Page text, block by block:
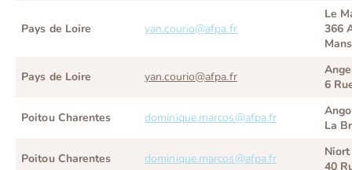
Pays de Loire yan.courio@afpa.fr
Le
366
Mans
Pays de Loire yan.courio@afpa.fr
6
Poitou Charentes dominique.marcos@afpa.fr
La
Poitou Charentes dominique.marcos@afpa.fr
Niort
40